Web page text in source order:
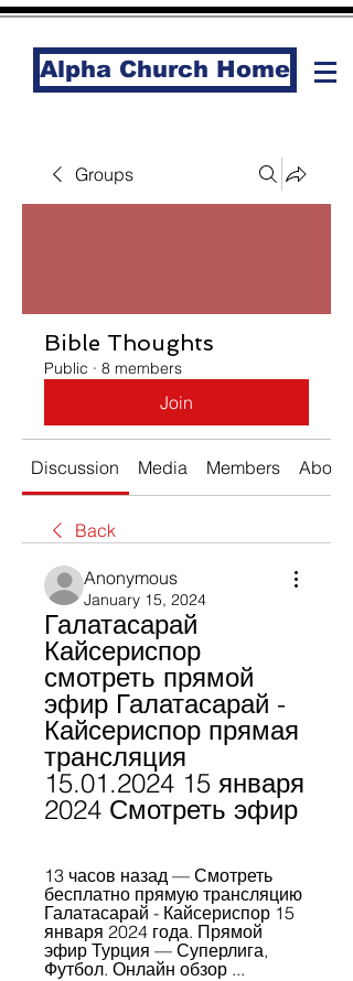
Alpha Church Home
Groups
Bible Thoughts
Public · 8 members
Join
Discussion Media Members About
Back
Anonymous
January 15, 2024
Галатасарай
Кайсериспор
смотреть прямой
эфир Галатасарай -
Кайсериспор прямая
трансляция
15.01.2024 15 января
2024 Смотреть эфир
13 часов назад — Смотреть
бесплатно прямую трансляцию
Галатасарай - Кайсериспор 15
января 2024 года. Прямой
эфир Турция — Суперлига,
Футбол. Онлайн обзор ...